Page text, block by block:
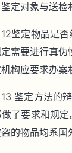
定对象与送检
12鉴定物品是
需要进行真
构应要求办案
13 鉴定方法的
了要求和规
的物品均系国